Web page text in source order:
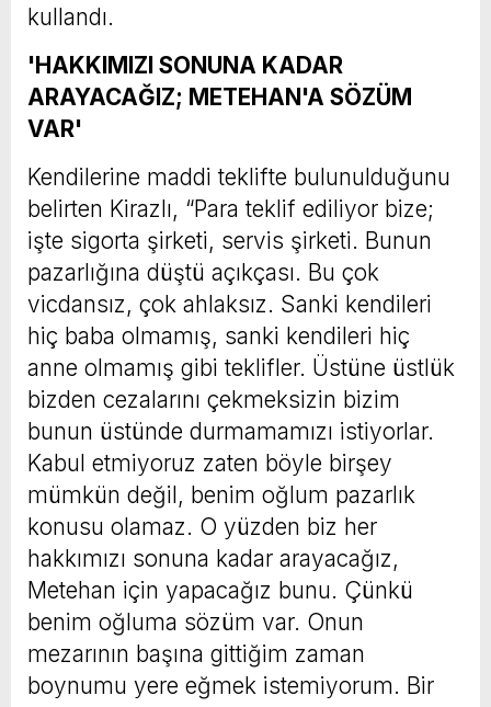
kullandı.
'HAKKIMIZI SONUNA KADAR
ARAYACAĞIZ; METEHAN'A SÖZÜM
VAR'
Kendilerine maddi teklifte bulunulduğunu
belirten Kirazlı, “Para teklif ediliyor bize;
işte sigorta şirketi, servis şirketi. Bunun
pazarlığına düştü açıkçası. Bu çok
vicdansız, çok ahlaksız. Sanki kendileri
hiç baba olmamış, sanki kendileri hiç
anne olmamış gibi teklifler. Üstüne üstlük
bizden cezalarını çekmeksizin bizim
bunun üstünde durmamamızı istiyorlar.
Kabul etmiyoruz zaten böyle birşey
mümkün değil, benim oğlum pazarlık
konusu olamaz. O yüzden biz her
hakkımızı sonuna kadar arayacağız,
Metehan için yapacağız bunu. Çünkü
benim oğluma sözüm var. Onun
mezarının başına gittiğim zaman
boynumu yere eğmek istemiyorum. Bir